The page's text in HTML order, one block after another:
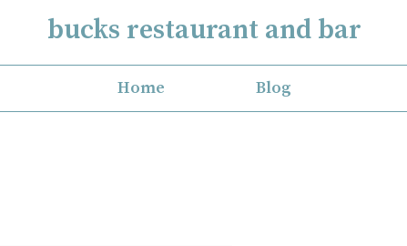
bucks restaurant and bar
Home Blog